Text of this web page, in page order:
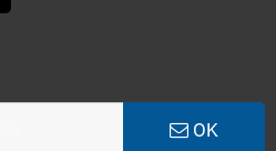
OK